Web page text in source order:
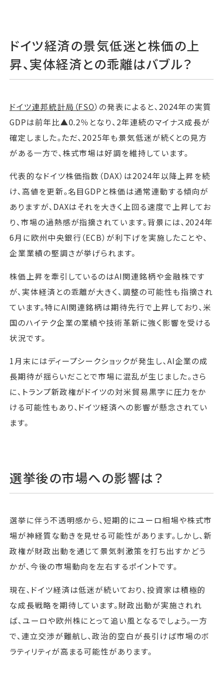
ドイツ経済の景気低迷と株価の上
昇、実体経済との乖離はバブル？
ドイツ連邦統計局（FSO）の発表によると、2024年の実質
GDPは前年比▲0.2％となり、2年連続のマイナス成長が
確定しました。ただ、2025年も景気低迷が続くとの見方
がある一方で、株式市場は好調を維持しています。
代表的なドイツ株価指数（DAX）は2024年以降上昇を続
け、高値を更新。名目GDPと株価は通常連動する傾向が
ありますが、DAXはそれを大きく上回る速度で上昇してお
り、市場の過熱感が指摘されています。背景には、2024年
6月に欧州中央銀行（ECB）が利下げを実施したことや、
企業業績の堅調さが挙げられます。
株価上昇を牽引しているのはAI関連銘柄や金融株です
が、実体経済との乖離が大きく、調整の可能性も指摘され
ています。特にAI関連銘柄は期待先行で上昇しており、米
国のハイテク企業の業績や技術革新に強く影響を受ける
状況です。
1月末にはディープシークショックが発生し、AI企業の成
長期待が揺らいだことで市場に混乱が生じました。さら
に、トランプ新政権がドイツの対米貿易黒字に圧力をか
ける可能性もあり、ドイツ経済への影響が懸念されてい
ます。
選挙後の市場への影響は？
選挙に伴う不透明感から、短期的にユーロ相場や株式市
場が神経質な動きを見せる可能性があります。しかし、新
政権が財政出動を通じて景気刺激策を打ち出すかどう
かが、今後の市場動向を左右するポイントです。
現在、ドイツ経済は低迷が続いており、投資家は積極的
な成長戦略を期待しています。財政出動が実施されれ
ば、ユーロや欧州株にとって追い風となるでしょう。一方
で、連立交渉が難航し、政治的空白が長引けば市場のボ
ラティリティが高まる可能性があります。